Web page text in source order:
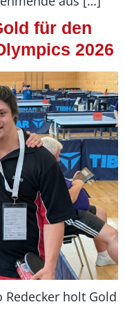
für den
2026
holt Gold